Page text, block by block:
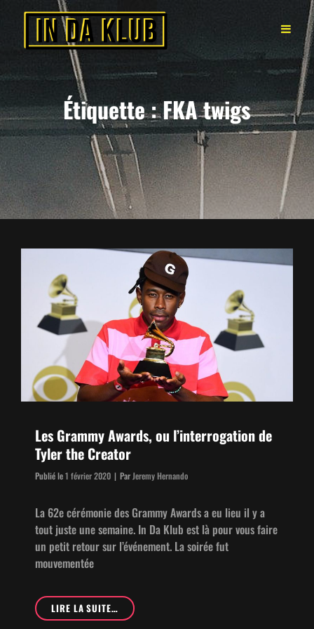
Étiquette :FKA twigs
Les Grammy Awards, ou l’interrogation de
Tyler the Creator
Publié le1 février 2020 | Par Byline
Jeremy Hernando
La 62e céré­monie des Gram­my Awards a eu lieu il y a
tout juste une semaine. In Da Klub est là pour vous faire
un petit retour sur l’événement. La soirée fut
mouvementée
LIRE LA SUITE…LES
GRAM­